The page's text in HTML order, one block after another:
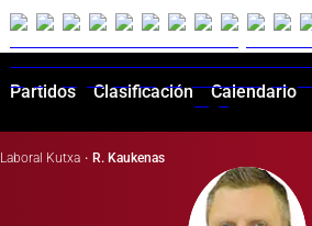
Partidos Clasificación Calendario
Laboral Kutxa · R. Kaukenas